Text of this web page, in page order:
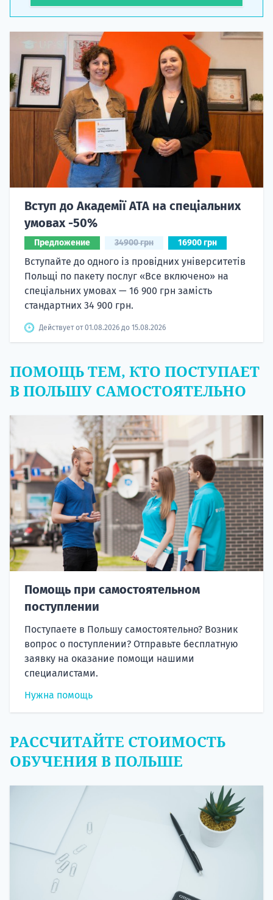
Вступ до Академії ATA на спеціальних
умовах -50%
Предложение 34900 грн 16900 грн
Вступайте до одного із провідних університетів
Польщі по пакету послуг «Все включено» на
спеціальних умовах — 16 900 грн замість
стандартних 34 900 грн.
Действует от 01.08.2026 до 15.08.2026
ПОМОЩЬ ТЕМ, КТО ПОСТУПАЕТ
В ПОЛЬШУ САМОСТОЯТЕЛЬНО
Помощь при самостоятельном
поступлении
Поступаете в Польшу самостоятельно? Возник
вопрос о поступлении? Отправьте бесплатную
заявку на оказание помощи нашими
специалистами.
Нужна помощь
РАССЧИТАЙТЕ СТОИМОСТЬ
ОБУЧЕНИЯ В ПОЛЬШЕ